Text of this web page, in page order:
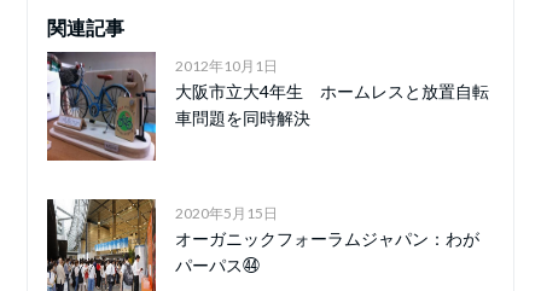
関連記事
2012年10月1日
大阪市立大4年生 ホームレスと放置自転
車問題を同時解決
2020年5月15日
オーガニックフォーラムジャパン：わが
パーパス㊹